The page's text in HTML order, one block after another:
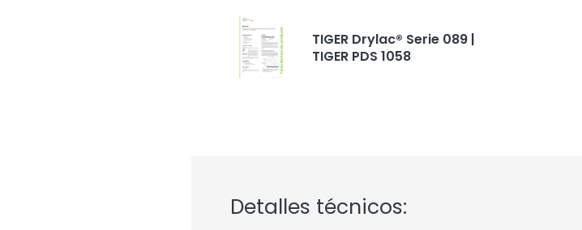
TIGER Drylac® Serie 089 |
TIGER PDS 1058
Detalles técnicos: